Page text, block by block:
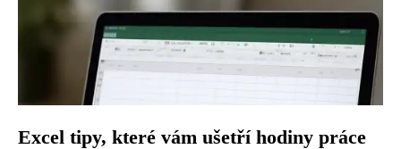
Excel tipy, které vám ušetří hodiny práce